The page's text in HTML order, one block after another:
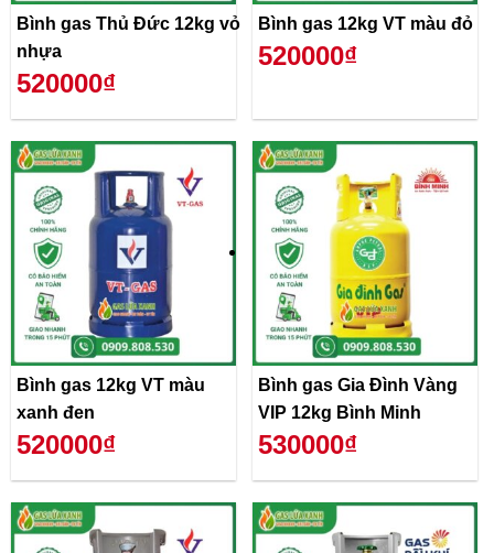
Bình gas Thủ Đức 12kg vỏ
nhựa
520000₫
Bình gas 12kg VT màu đỏ
520000₫
Bình gas 12kg VT màu
xanh đen
520000₫
Bình gas Gia Đình Vàng
VIP 12kg Bình Minh
530000₫